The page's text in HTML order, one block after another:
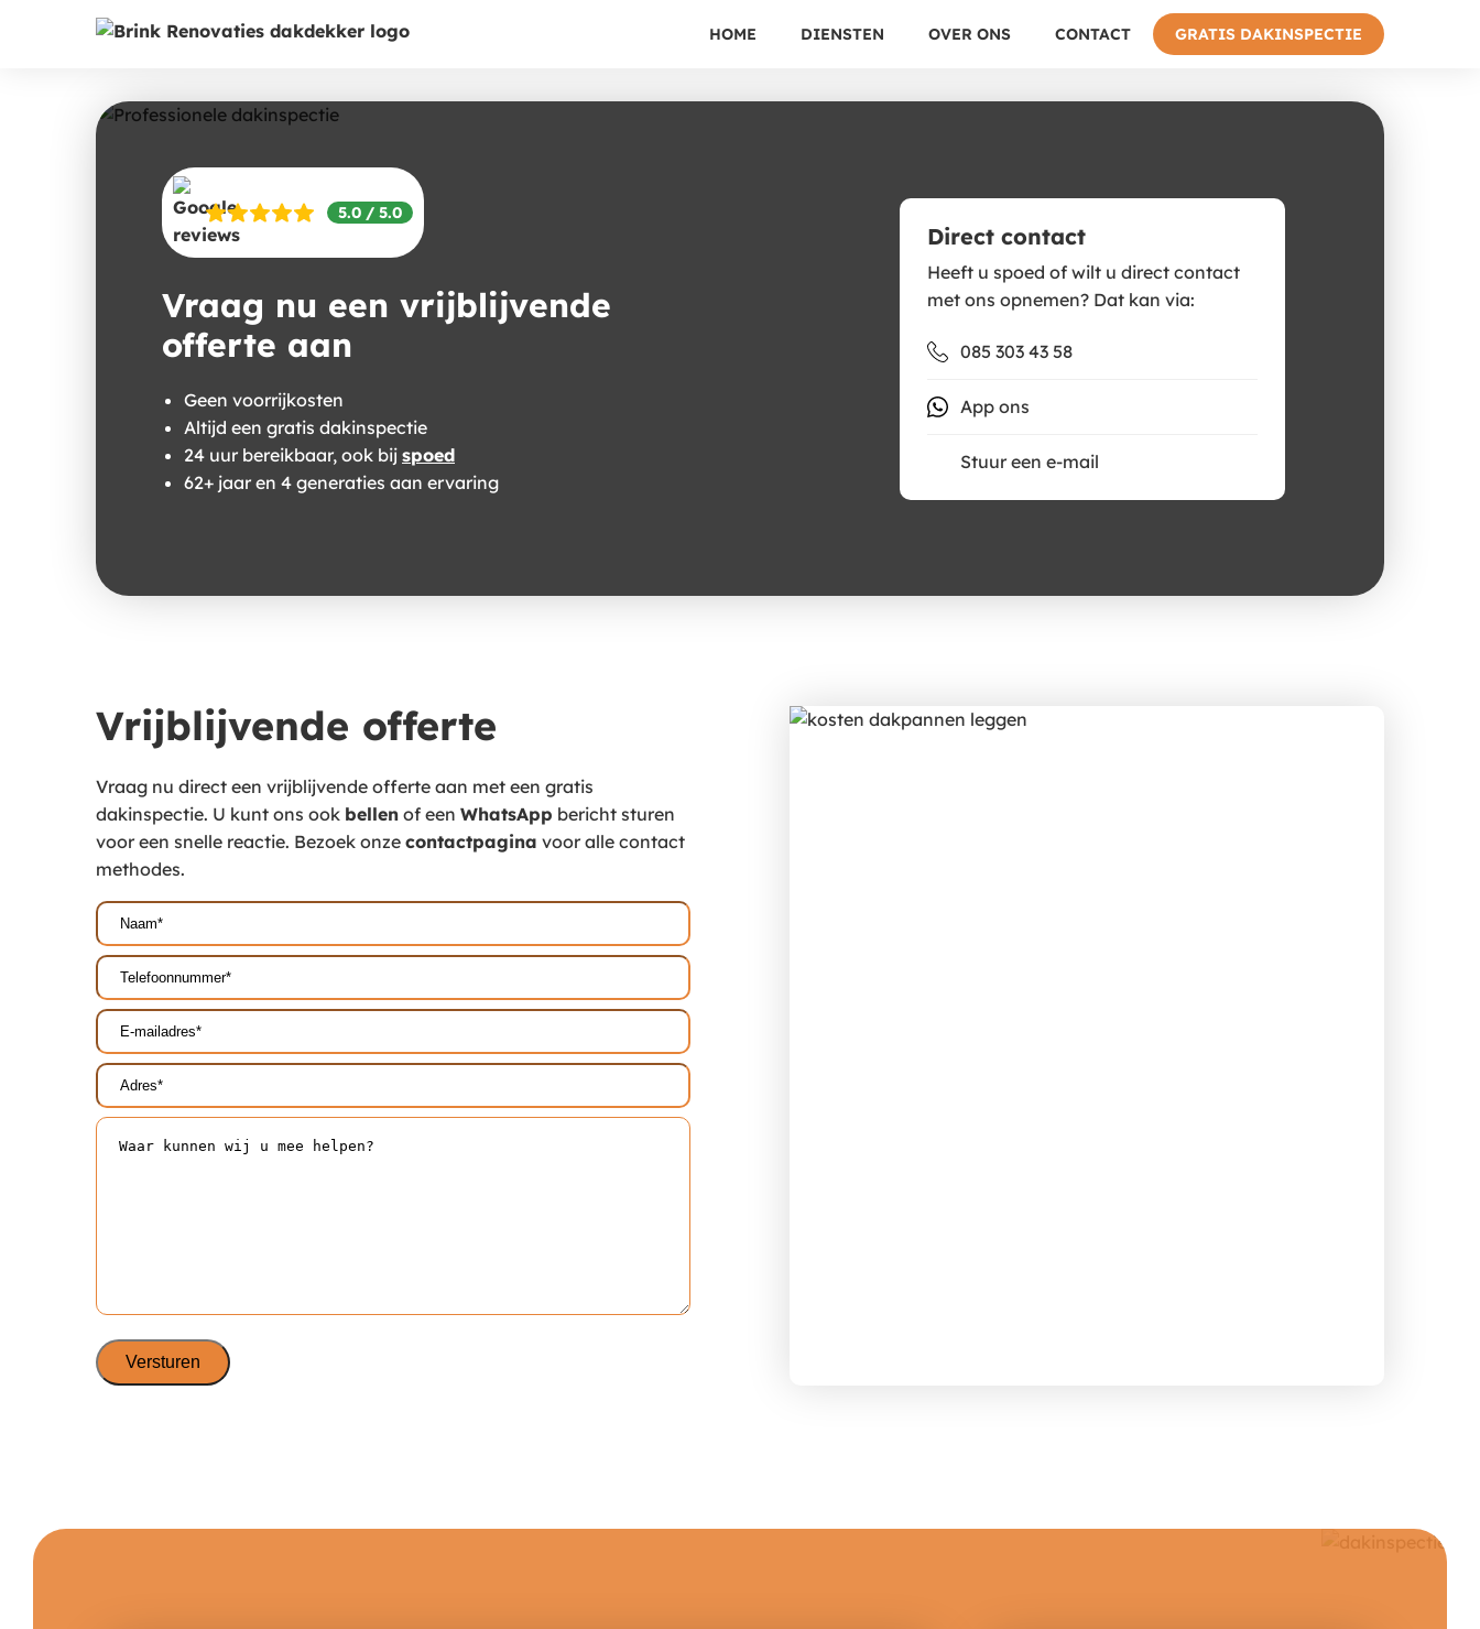
HOME DIENSTEN OVER ONS CONTACT GRATIS DAKINSPECTIE
5.0 / 5.0
Vraag nu een vrijblijvende
offerte aan
Geen voorrijkosten
Altijd een gratis dakinspectie
24 uur bereikbaar, ook bij spoed
62+ jaar en 4 generaties aan ervaring
Direct contact
Heeft u spoed of wilt u direct contact
met ons opnemen? Dat kan via:
085 303 43 58
App ons
Stuur een e-mail
Vrijblijvende offerte
Vraag nu direct een vrijblijvende offerte aan met een gratis
dakinspectie. U kunt ons ook bellen of een WhatsApp bericht sturen
voor een snelle reactie. Bezoek onze contactpagina voor alle contact
methodes.
Naam*
(Vereist)
Telefoonnummer*
(Vereist)
E-
mailadres*
(Vereist)
Adres*
(Vereist)
Waar
kunnen